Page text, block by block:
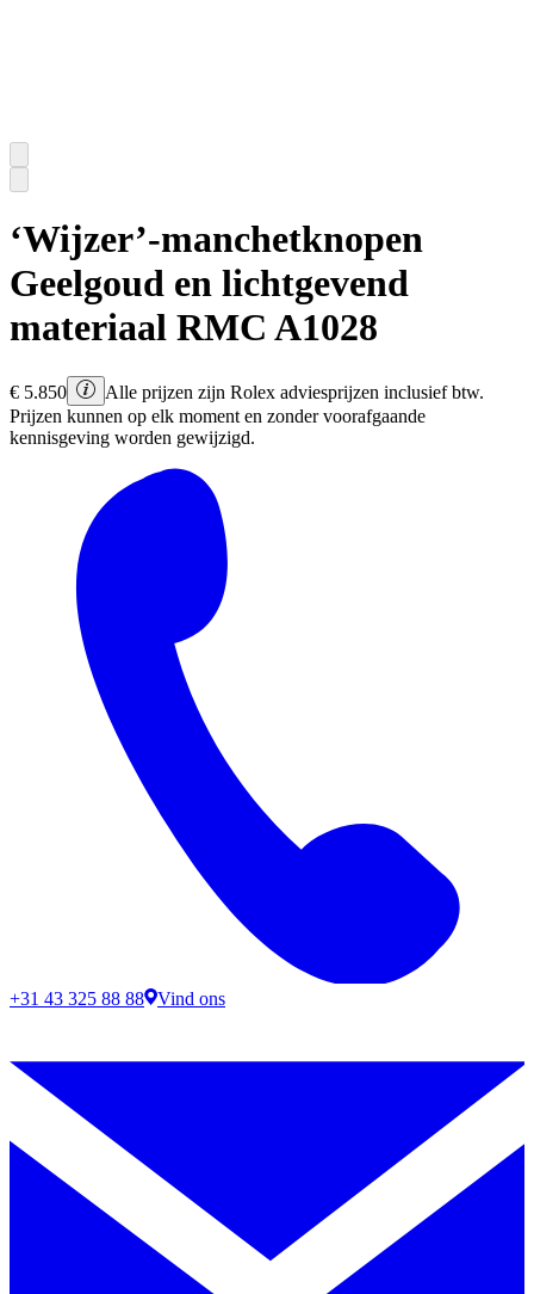
‘Wijzer’-manchetknopen
Geelgoud en lichtgevend
materiaal RMC A1028
€ 5.850
Alle prijzen zijn Rolex adviesprijzen inclusief btw.
Prijzen kunnen op elk moment en zonder voorafgaande
kennisgeving worden gewijzigd.
+31 43 325 88 88 Vind ons